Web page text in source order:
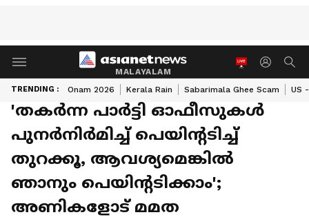
MALAYALAM
TRENDING : Onam 2026 Kerala Rain Sabarimala Ghee Scam US
'തകർന്ന പാർട്ടി ഓഫീസുകൾ
പുനർനിർമിച്ച് പെയിൻ്റടിച്ച്
തുറക്കൂ, ആവശ്യമെങ്കിൽ
ഞാനും പെയിൻ്റടിക്കാം';
അണികളോട് മമത